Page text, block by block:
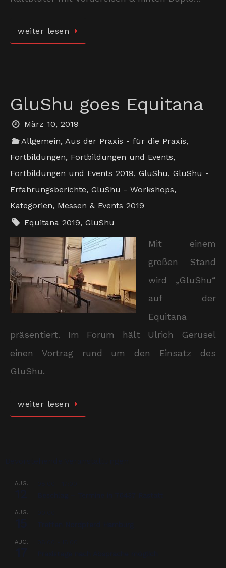
weiter lesen
GluShu goes Equitana
März 10, 2019
Allgemein,Aus der Praxis - für die Praxis,
Fortbildungen, Fortbildungen und Events,
Fortbildungen und Events 2019, GluShu, GluShu -
Erfahrungsberichte, GluShu - Workshops,
Kategorien, Messen & Events 2019
Equitana 2019,GluShu
Mit einem
großen Stand
wird „GluShu“
auf der
Equitana
präsentiert. Im Forum hält Ulrich Gerusel
einen Vortrag rund um den Einsatz des
GluShu.
weiter lesen
AUG.
AUG.
AUG.